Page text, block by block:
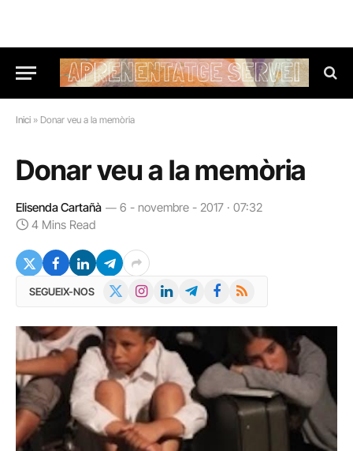
Inici » Donar veu a la memòria
Donar veu a la memòria
Elisenda Cartañà
6 - novembre - 2017 · 07:32
4 Mins Read
SEGUEIX-NOS InstagramLinkedInTelegramFacebook
RSS